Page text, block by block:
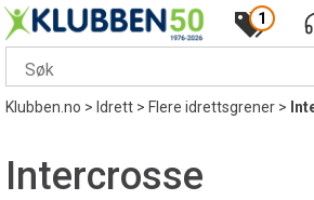
1
Klubben.no> Idrett>Flere idrettsgrener>
Intercrosse